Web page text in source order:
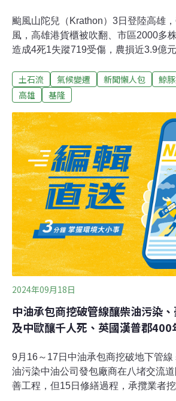
颱風山陀兒（Krathon）3日登陸高雄
風，高雄港貨櫃被吹翻、市區2000多
造成4死1失蹤719受傷，農損近3.9億
創北海岸，基隆、新北發生多起洪災
溪水暴漲釀2人喪命。外圍環流強襲北
部沿海地區同樣受外圍環流重創。基
毫米雨量，創78年來歷史新高。豪雨
新豐街海中天社區前山坡走山，長度
外天焚化爐清潔大樓旁發生山崩，十
隆市政府表示，多處發生土石流並進
皆位於土石流潛勢區域外。新北萬里
地帶也成豪雨重災區。4日，金山淹成
社》報導，金山區長劉昌松表示，多
成孤島。潭子內地區溪
土石流 氣候變遷 新聞懶人包 鯨
高雄
基隆
2024年09月18日
中油承包商挖破管線釀柴油污染
及中歐釀千人死、英國漢普郡400
9月16～17日中油承包商挖破地下管
油污染中油公司發包廠商在八堵交流
善工程，但15日修繕過程，承攬業者